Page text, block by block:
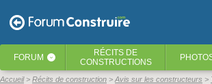
FORUM ‹ RÉCITS DE
CONSTRUCTIONS
Accueil Récits de construction Avis sur les constructeurs